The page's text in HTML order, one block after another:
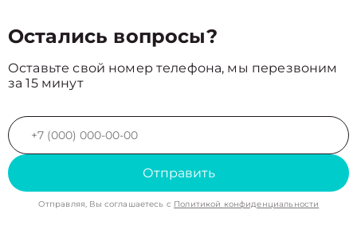
Остались вопросы?
Оставьте свой номер телефона, мы перезвоним
за 15 минут
Отправить
Отправляя, Вы соглашаетесь с Политикой конфиденциальности